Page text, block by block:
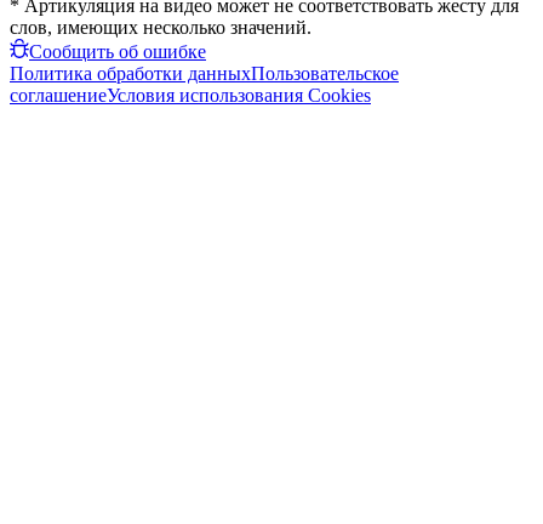
* Артикуляция на видео может не соответствовать жесту для
слов, имеющих несколько значений.
Сообщить об ошибке
Политика обработки данныхПользовательское
соглашениеУсловия использования Cookies